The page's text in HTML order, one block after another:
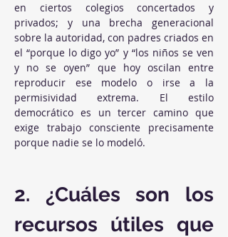
en ciertos colegios concertados y
privados; y una brecha generacional
sobre la autoridad, con padres criados en
el “porque lo digo yo” y “los niños se ven
y no se oyen” que hoy oscilan entre
reproducir ese modelo o irse a la
permisividad extrema. El estilo
democrático es un tercer camino que
exige trabajo consciente precisamente
porque nadie se lo modeló.
2. ¿Cuáles son los
recursos útiles que